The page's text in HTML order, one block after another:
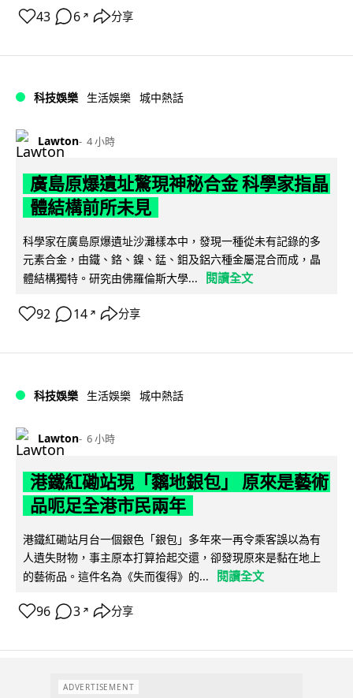
43 6 ↗ 分享
科技娛樂 生活娛樂 城中熱話
Lawton 4 小時
廣島原爆遺址驚現神秘合金 科學家指晶
體結構前所未見
科學家在廣島原爆遺址沙灘樣本中，發現一種從未有記錄的多
元素合金，由鐵、鉻、鎳、錳、鉬及鋁六種金屬混合而成，晶
體結構獨特。研究由佛羅倫斯大學...
閱讀全文
92 14 ↗ 分享
科技娛樂 生活娛樂 城中熱話
Lawton 6 小時
港鐵紅磡站現「黐地銀包」 原來是藝術
品呃足全港市民兩年
港鐵紅磡站月台一個銀色「銀包」多年來一再令乘客誤以為有
人遺失財物，事主原本打算拾起交還，卻發現原來是黏在地上
的藝術品。這件名為《失而復得》的...
閱讀全文
96 3 ↗ 分享
ADVERTISEMENT